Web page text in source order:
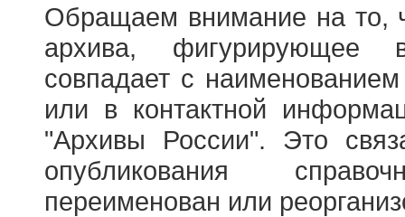
Обращаем внимание на то,
архива, фигурирующее
совпадает с
или в контактной
"Архивы России". Это
опубликования
переименован или